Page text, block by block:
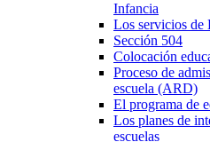
Infancia
Los servicios de
Sección 504
Colocación
Proceso de
escuela (ARD)
El programa de
Los planes de
escuelas